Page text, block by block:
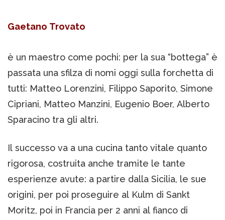
Gaetano Trovato
è un maestro come pochi: per la sua “bottega” è
passata una sfilza di nomi oggi sulla forchetta di
tutti: Matteo Lorenzini, Filippo Saporito, Simone
Cipriani, Matteo Manzini, Eugenio Boer, Alberto
Sparacino tra gli altri.
Il successo va a una cucina tanto vitale quanto
rigorosa, costruita anche tramite le tante
esperienze avute: a partire dalla Sicilia, le sue
origini, per poi proseguire al Kulm di Sankt
Moritz, poi in Francia per 2 anni al fianco di